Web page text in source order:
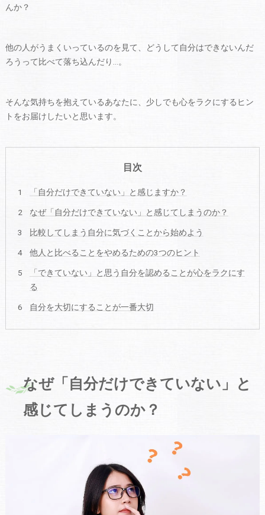
んか？
他の人がうまくいっているのを見て、どうして自分はできないんだ
ろうって比べて落ち込んだり…。
そんな気持ちを抱えているあなたに、少しでも心をラクにするヒン
トをお届けしたいと思います。
目次
「自分だけできていない」と感じますか？
なぜ「自分だけできていない」と感じてしまうのか？
比較してしまう自分に気づくことから始めよう
他人と比べることをやめるための3つのヒント
「できていない」と思う自分を認めることが心をラクにす
る
自分を大切にすることが一番大切
なぜ「自分だけできていない」と
感じてしまうのか？